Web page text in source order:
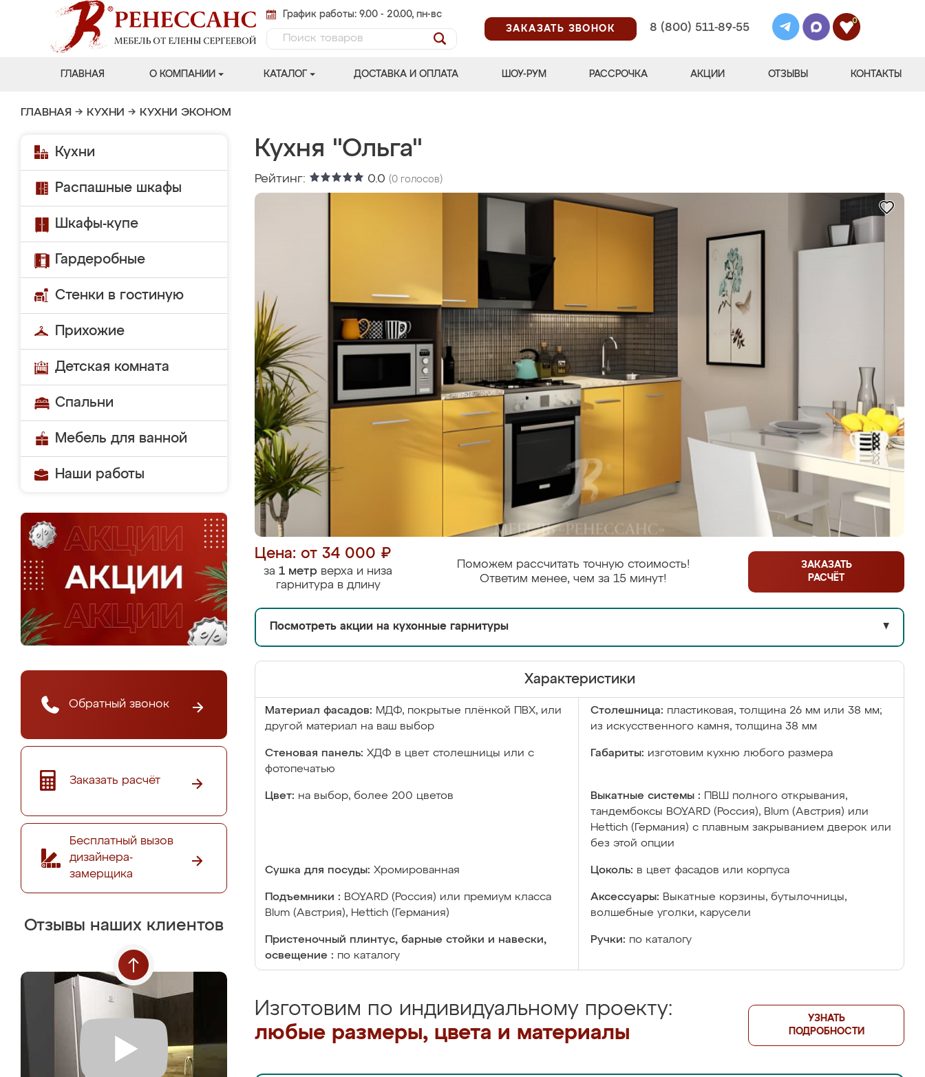
График работы: 9.00 - 20.00, пн-вс
ЗАКАЗАТЬ ЗВОНОК
8 (800) 511-89-55
0
ГЛАВНАЯ О КОМПАНИИ КАТАЛОГ ДОСТАВКА И ОПЛАТА ШОУ-РУМ РАССРОЧКА АКЦИИ ОТЗЫВЫ КОНТАКТЫ
ГЛАВНАЯ → КУХНИ → КУХНИ ЭКОНОМ
Кухни
Распашные шкафы
Шкафы-купе
Гардеробные
Стенки в гостиную
Прихожие
Детская комната
Спальни
Мебель для ванной
Наши работы
Обратный звонок
Заказать расчёт
Бесплатный вызов
дизайнера-
замерщика
Отзывы наших клиентов
Кухня "Ольга"
Рейтинг: 0.0 (0 голосов)
Цена: от 34 000 ₽
за 1 метр верха и низа
гарнитура в длину
Поможем рассчитать точную стоимость!
Ответим менее, чем за 15 минут!
ЗАКАЗАТЬ
РАСЧЁТ
Посмотреть акции на кухонные гарнитуры ▼
Характеристики
Материал фасадов: МДФ, покрытые плёнкой ПВХ, или
другой материал на ваш выбор
Столешница: пластиковая, толщина 26 мм или 38 мм;
из искусственного камня, толщина 38 мм
Стеновая панель: ХДФ в цвет столешницы или с
фотопечатью
Габариты: изготовим кухню любого размера
Цвет: на выбор, более 200 цветов Выкатные системы :
ПВШ полного открывания,
тандембоксы BOYARD (Россия), Blum (Австрия) или
Hettich (Германия) с плавным закрыванием дверок или
без этой опции
Сушка для посуды: Хромированная Цоколь: в цвет фасадов или корпуса
Подъемники : BOYARD (Россия) или премиум класса
Blum (Австрия), Hettich (Германия)
Аксессуары: Выкатные корзины, бутылочницы,
волшебные уголки, карусели
Пристеночный плинтус, барные стойки и навески,
освещение : по каталогу
Ручки: по каталогу
Изготовим по индивидуальному проекту:
любые размеры, цвета и материалы
УЗНАТЬ
ПОДРОБНОСТИ